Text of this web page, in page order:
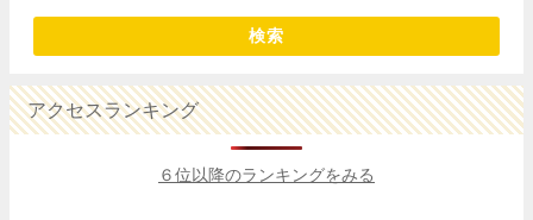
検索
アクセスランキング
６位以降のランキングをみる